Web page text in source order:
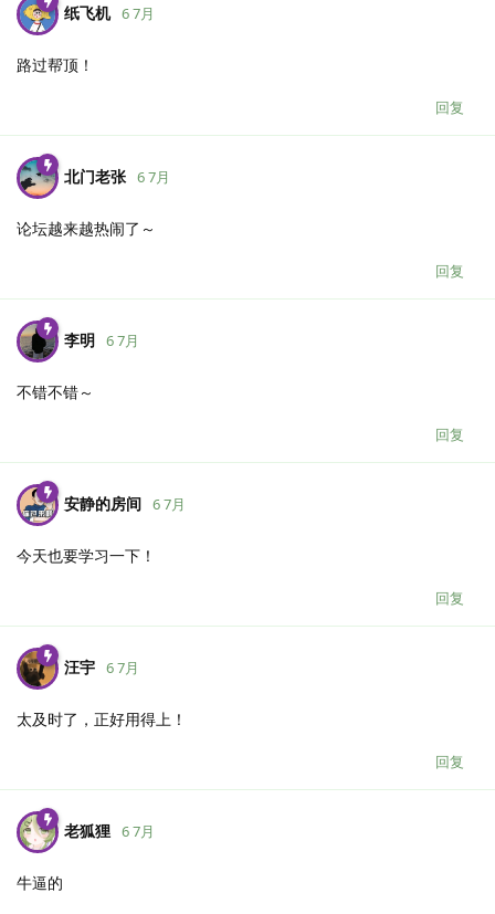
纸飞机 6 7月
路过帮顶！
回复
北门老张 6 7月
论坛越来越热闹了～
回复
李明 6 7月
不错不错～
回复
安静的房间 6 7月
今天也要学习一下！
回复
汪宇 6 7月
太及时了，正好用得上！
回复
老狐狸 6 7月
牛逼的